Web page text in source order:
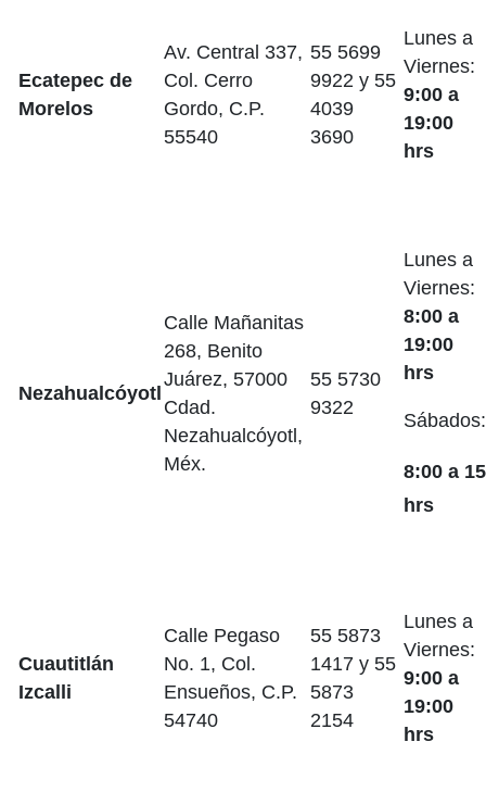
Ecatepec de
Morelos
Av. Central 337,
Col. Cerro
Gordo, C.P.
55540
55 5699
9922 y 55
4039
3690
Lunes a
Viernes:
9:00 a
19:00
hrs
Nezahualcóyotl
Calle Mañanitas
268, Benito
Juárez, 57000
Cdad.
Nezahualcóyotl,
Méx.
55 5730
9322
Lunes a
Viernes:
8:00 a
19:00
hrs
Sábados:
8:00 a 15
hrs
Cuautitlán
Izcalli
Calle Pegaso
No. 1, Col.
Ensueños, C.P.
54740
55 5873
1417 y 55
5873
2154
Lunes a
Viernes:
9:00 a
19:00
hrs